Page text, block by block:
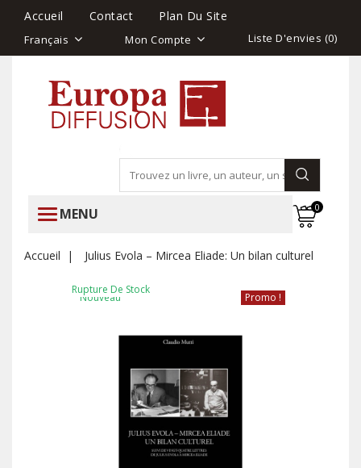
Accueil Contact Plan Du Site
Français Mon Compte Liste D'envies (0)
MENU 0
Accueil Julius Evola – Mircea Eliade: Un bilan culturel
Promo !
Nouveau
Rupture De Stock